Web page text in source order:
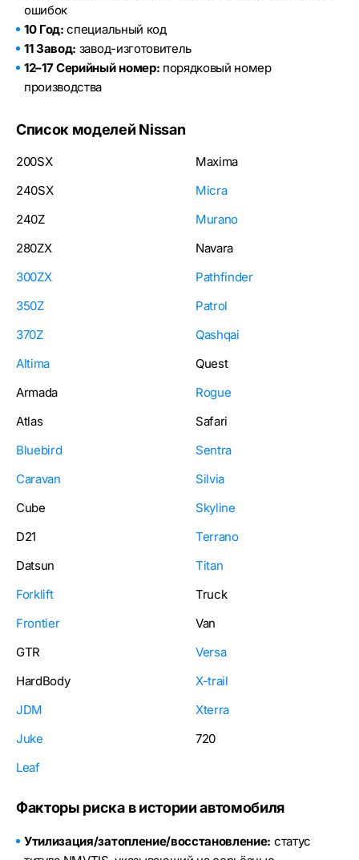
ошибок
10 Год: специальный код
11 Завод: завод-изготовитель
12–17 Серийный номер: порядковый номер
производства
Список моделей Nissan
200SX
240SX
240Z
280ZX
300ZX
350Z
370Z
Altima
Armada
Atlas
Bluebird
Caravan
Cube
D21
Datsun
Forklift
Frontier
GTR
HardBody
JDM
Juke
Leaf
Maxima
Micra
Murano
Navara
Pathfinder
Patrol
Qashqai
Quest
Rogue
Safari
Sentra
Silvia
Skyline
Terrano
Titan
Truck
Van
Versa
X-trail
Xterra
720
Факторы риска в истории автомобиля
Утилизация/затопление/восстановление: статус